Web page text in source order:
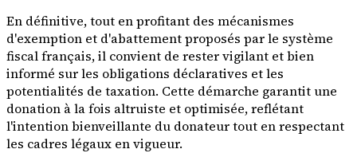
En définitive, tout en profitant des mécanismes
d'exemption et d'abattement proposés par le système
fiscal français, il convient de rester vigilant et bien
informé sur les obligations déclaratives et les
potentialités de taxation. Cette démarche garantit une
donation à la fois altruiste et optimisée, reflétant
l'intention bienveillante du donateur tout en respectant
les cadres légaux en vigueur.